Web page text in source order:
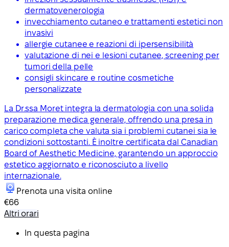
dermatovenerologia
invecchiamento cutaneo e trattamenti estetici non
invasivi
allergie cutanee e reazioni di ipersensibilità
valutazione di nei e lesioni cutanee, screening per
tumori della pelle
consigli skincare e routine cosmetiche
personalizzate
La Dr.ssa Moret integra la dermatologia con una solida
preparazione medica generale, offrendo una presa in
carico completa che valuta sia i problemi cutanei sia le
condizioni sottostanti. È inoltre certificata dal Canadian
Board of Aesthetic Medicine, garantendo un approccio
estetico aggiornato e riconosciuto a livello
internazionale.
Prenota una visita online
€66
Altri orari
In questa pagina